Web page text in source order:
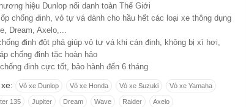
hiệu Dunlop nổi danh toàn Thế Giới
chống đinh, vỏ tự vá dành cho hầu hết các loại xe thông dụng
Dream, Axelo,...
đinh đột phá giúp vỏ tự vá khi cán đinh, không bị xì hơi,
chống đinh tặc hoàn hảo
đinh cực tốt, bảo hành đến 6 tháng
Vỏ xe Dunlop Vỏ xe Honda Vỏ xe Suzuki Vỏ xe Yamaha
135 Jupiter Dream Wave Raider Axelo